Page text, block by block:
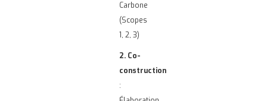
Carbone
(Scopes
1, 2, 3)
2. Co-
construction
: